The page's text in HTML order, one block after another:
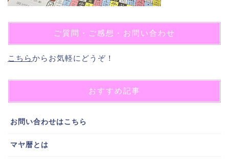
ご質問・ご感想・お問い合わせ
こちらからお気軽にどうぞ！
おすすめ記事
お問い合わせはこちら
マヤ暦とは